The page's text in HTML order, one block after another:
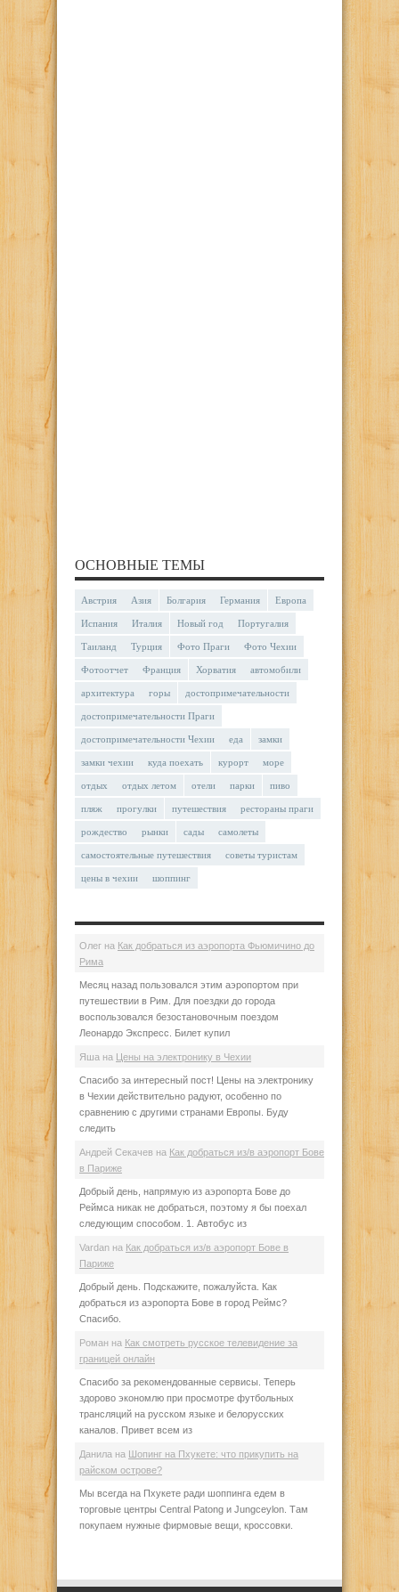
ОСНОВНЫЕ ТЕМЫ
Австрия Азия Болгария Германия Европа
Испания Италия Новый год Португалия
Таиланд Турция Фото Праги Фото Чехии
Фотоотчет Франция Хорватия автомобили
архитектура горы достопримечательности
достопримечательности Праги
достопримечательности Чехии еда замки
замки чехии куда поехать курорт море
отдых отдых летом отели парки пиво
пляж прогулки путешествия рестораны праги
рождество рынки сады самолеты
самостоятельные путешествия советы туристам
цены в чехии шоппинг
Олег на Как добраться из аэропорта Фьюмичино до
Рима
Месяц назад пользовался этим аэропортом при
путешествии в Рим. Для поездки до города
воспользовался безостановочным поездом
Леонардо Экспресс. Билет купил
Яша на Цены на электронику в Чехии
Спасибо за интересный пост! Цены на электронику
в Чехии действительно радуют, особенно по
сравнению с другими странами Европы. Буду
следить
Андрей Секачев на Как добраться из/в аэропорт Бове
в Париже
Добрый день, напрямую из аэропорта Бове до
Реймса никак не добраться, поэтому я бы поехал
следующим способом. 1. Автобус из
Vardan на Как добраться из/в аэропорт Бове в
Париже
Добрый день. Подскажите, пожалуйста. Как
добраться из аэропорта Бове в город Реймс?
Спасибо.
Роман на Как смотреть русское телевидение за
границей онлайн
Спасибо за рекомендованные сервисы. Теперь
здорово экономлю при просмотре футбольных
трансляций на русском языке и белорусских
каналов. Привет всем из
Данила на Шопинг на Пхукете: что прикупить на
райском острове?
Мы всегда на Пхукете ради шоппинга едем в
торговые центры Central Patong и Jungceylon. Там
покупаем нужные фирмовые вещи, кроссовки.